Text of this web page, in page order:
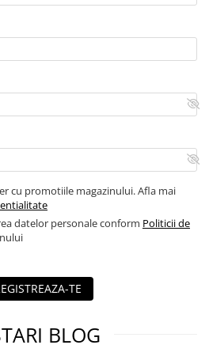
cu promotiile magazinului. Afla mai
datelor personale conform Politicii de
TE
BLOG